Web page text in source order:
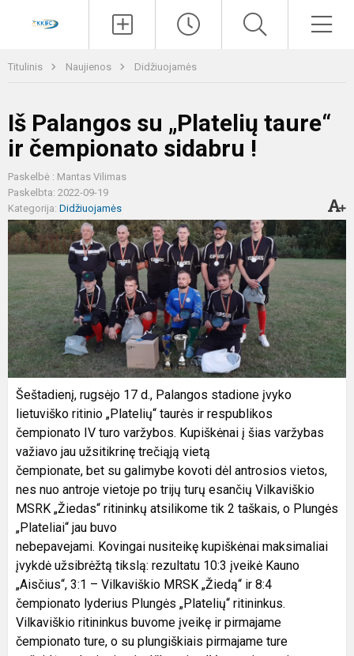
Titulinis Naujienos Didžiuojamės
Iš Palangos su „Platelių taure“
ir čempionato sidabru !
Paskelbė : Mantas Vilimas
Paskelbta: 2022-09-19
Kategorija: Didžiuojamės
Šeštadienį, rugsėjo 17 d., Palangos stadione įvyko
lietuviško ritinio „Platelių“ taurės ir respublikos
čempionato IV turo varžybos. Kupiškėnai į šias varžybas
važiavo jau užsitikrinę trečiąją vietą
čempionate, bet su galimybe kovoti dėl antrosios vietos,
nes nuo antroje vietoje po trijų turų esančių Vilkaviškio
MSRK „Žiedas“ ritininkų atsilikome tik 2 taškais, o Plungės
„Plateliai“ jau buvo
nebepavejami. Kovingai nusiteikę kupiškėnai maksimaliai
įvykdė užsibrėžtą tikslą: rezultatu 10:3 įveikė Kauno
„Aisčius“, 3:1 – Vilkaviškio MRSK „Žiedą“ ir 8:4
čempionato lyderius Plungės „Platelių“ ritininkus.
Vilkaviškio ritininkus buvome įveikę ir pirmajame
čempionato ture, o su plungiškiais pirmajame ture